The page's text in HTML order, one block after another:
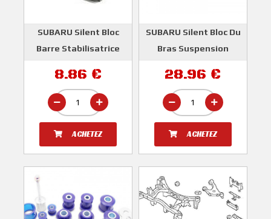
SUBARU Silent Bloc
Barre Stabilisatrice
2010 et 2.0D TURBO
DIESEL 2009-2012
SUBARU
8.86 €
ACHETEZ
SUBARU Silent Bloc Du
Bras Suspension
WRX Et STI 2008-2016
SUBARU
28.96 €
ACHETEZ